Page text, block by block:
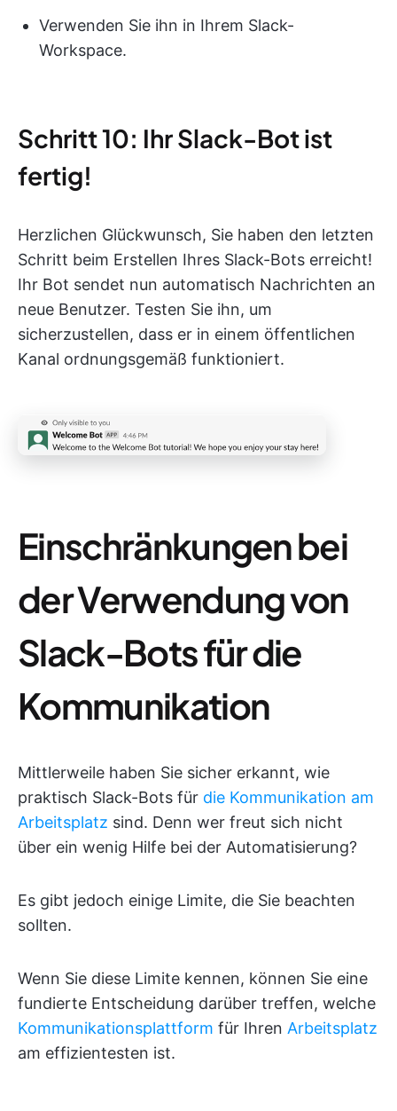
Verwenden Sie ihn in Ihrem Slack-
Workspace.
Schritt 10: Ihr Slack-Bot ist
fertig!
Herzlichen Glückwunsch, Sie haben den letzten
Schritt beim Erstellen Ihres Slack-Bots erreicht!
Ihr Bot sendet nun automatisch Nachrichten an
neue Benutzer. Testen Sie ihn, um
sicherzustellen, dass er in einem öffentlichen
Kanal ordnungsgemäß funktioniert.
Einschränkungen bei
der Verwendung von
Slack-Bots für die
Kommunikation
Mittlerweile haben Sie sicher erkannt, wie
praktisch Slack-Bots für die Kommunikation am
Arbeitsplatz sind. Denn wer freut sich nicht
über ein wenig Hilfe bei der Automatisierung?
Es gibt jedoch einige Limite, die Sie beachten
sollten.
Wenn Sie diese Limite kennen, können Sie eine
fundierte Entscheidung darüber treffen, welche
Kommunikationsplattform für Ihren Arbeitsplatz
am effizientesten ist.